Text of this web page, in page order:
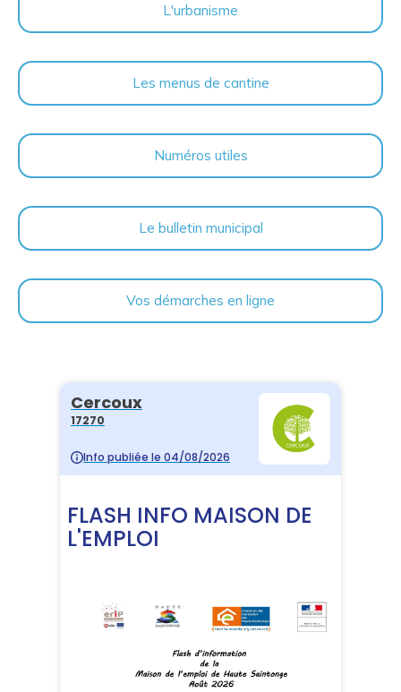
L'urbanisme
Les menus de cantine
Numéros utiles
Le bulletin municipal
Vos démarches en ligne